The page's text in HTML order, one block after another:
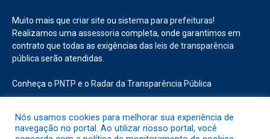
Muito mais que criar site ou sistema para prefeituras!
Realizamos uma assessoria completa, onde garantimos em
contrato que todas as exigências das leis de transparência
pública serão atendidas.
Conheça o PNTP e o Radar da Transparência Pública
Nós usamos cookies para melhorar sua experiência de
navegação no portal. Ao utilizar nosso portal, você